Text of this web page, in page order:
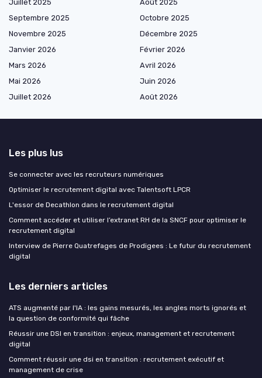
Juillet 2025
Août 2025
Septembre 2025
Octobre 2025
Novembre 2025
Décembre 2025
Janvier 2026
Février 2026
Mars 2026
Avril 2026
Mai 2026
Juin 2026
Juillet 2026
Août 2026
Les plus lus
Se connecter avec les recruteurs numériques
Optimiser le recrutement digital avec Talentsoft LPCR
L'essor de Decathlon dans le recrutement digital
Comment accéder et utiliser l’extranet RH de la SNCF pour optimiser le
recrutement digital
Interview de Pierre Quatrefages de Prodigees : Le futur du recrutement
digital
Les derniers articles
ATS augmenté par l'IA : les gains mesurés, les angles morts ignorés et
la question de conformité qui fâche
Réussir une DSI en transition : enjeux, management et recrutement
digital
Comment réussir une dsi en transition : recrutement exécutif et
management de crise